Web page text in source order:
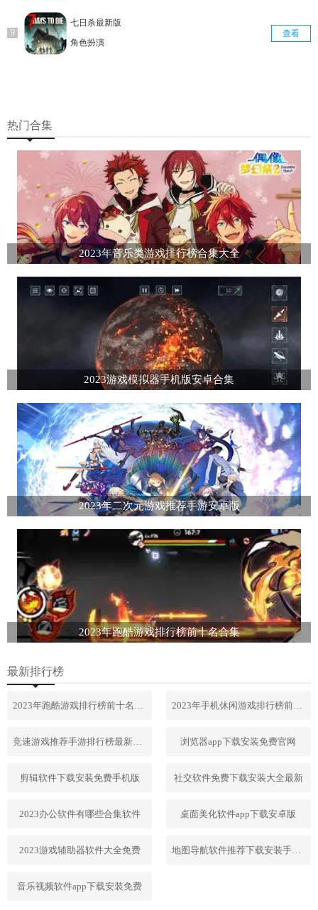
七日杀最新版
角色扮演
查看
热门合集
2023年音乐类游戏排行榜合集大全
2023游戏模拟器手机版安卓合集
2023年二次元游戏推荐手游安卓版
2023年跑酷游戏排行榜前十名合集
最新排行榜
2023年手机休闲游戏排行榜前十名
浏览器app下载安装免费官网
剪辑软件下载安装免费手机版 社交软件免费下载安装大全最新
2023办公软件有哪些合集软件 桌面美化软件app下载安卓版
2023游戏辅助器软件大全免费 地图导航软件推荐下载安装手机版
音乐视频软件app下载安装免费